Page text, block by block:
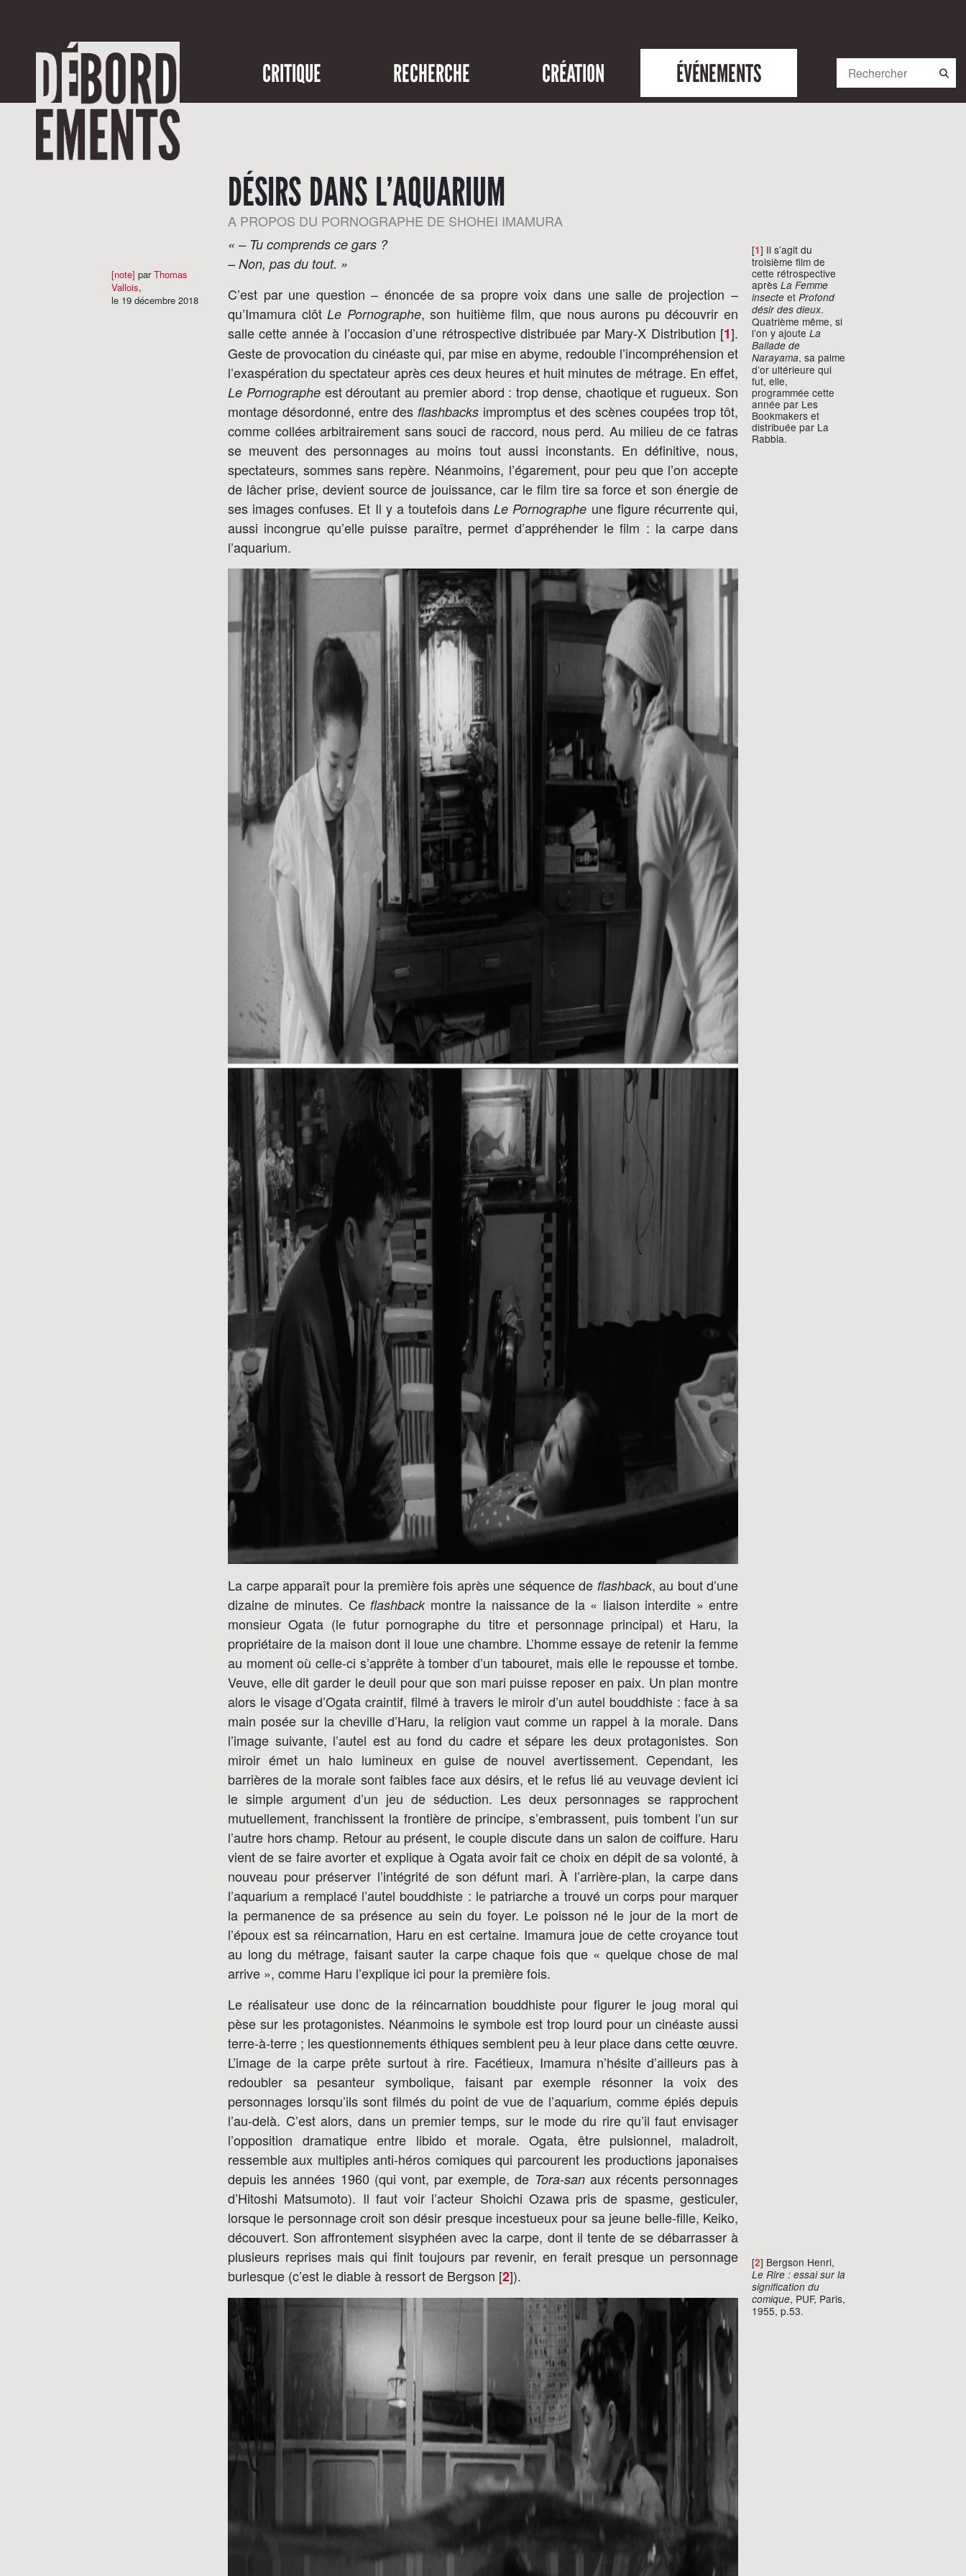
CRITIQUE RECHERCHE CRÉATION ÉVÉNEMENTS
DÉSIRS DANS L’AQUARIUM
A PROPOS DU PORNOGRAPHE DE SHOHEI IMAMURA
[note] parThomas
Vallois,
le 19 décembre 2018
« – Tu comprends ce gars ?
– Non, pas du tout. »
C’est par une question – énoncée de sa propre voix dans une salle de projection –
qu’Imamura clôtLe Pornographe, son huitième film, que nous aurons pu découvrir en
salle cette année à l’occasion d’une rétrospective distribuée par Mary-X Distribution [1]
[1] Il s’agit du
troisième film de
cette rétrospective
après La Femme
insecteet Profond
désir des dieux.
Quatrième même, si
l’on y ajoute La
Ballade de
Narayama, sa palme
d’or ultérieure qui
fut, elle,
programmée cette
année par Les
Bookmakers et
distribuée par La
Rabbia.
.
Geste de provocation du cinéaste qui, par mise en abyme, redouble l’incompréhension et
l’exaspération du spectateur après ces deux heures et huit minutes de métrage. En effet,
Le Pornographeest déroutant au premier abord : trop dense, chaotique et rugueux. Son
montage désordonné, entre des flashbacks impromptus et des scènes coupées trop tôt,
comme collées arbitrairement sans souci de raccord, nous perd. Au milieu de ce fatras
se meuvent des personnages au moins tout aussi inconstants. En définitive, nous,
spectateurs, sommes sans repère. Néanmoins, l’égarement, pour peu que l’on accepte
de lâcher prise, devient source de jouissance, car le film tire sa force et son énergie de
ses images confuses. Et Il y a toutefois dansLe Pornographe une figure récurrente qui,
aussi incongrue qu’elle puisse paraître, permet d’appréhender le film : la carpe dans
l’aquarium.
La carpe apparaît pour la première fois après une séquence de flashback, au bout d’une
dizaine de minutes. Ce flashbackmontre la naissance de la « liaison interdite » entre
monsieur Ogata (le futur pornographe du titre et personnage principal) et Haru, la
propriétaire de la maison dont il loue une chambre. L’homme essaye de retenir la femme
au moment où celle-ci s’apprête à tomber d’un tabouret, mais elle le repousse et tombe.
Veuve, elle dit garder le deuil pour que son mari puisse reposer en paix. Un plan montre
alors le visage d’Ogata craintif, filmé à travers le miroir d’un autel bouddhiste : face à sa
main posée sur la cheville d’Haru, la religion vaut comme un rappel à la morale. Dans
l’image suivante, l’autel est au fond du cadre et sépare les deux protagonistes. Son
miroir émet un halo lumineux en guise de nouvel avertissement. Cependant, les
barrières de la morale sont faibles face aux désirs, et le refus lié au veuvage devient ici
le simple argument d’un jeu de séduction. Les deux personnages se rapprochent
mutuellement, franchissent la frontière de principe, s’embrassent, puis tombent l’un sur
l’autre hors champ. Retour au présent, le couple discute dans un salon de coiffure. Haru
vient de se faire avorter et explique à Ogata avoir fait ce choix en dépit de sa volonté, à
nouveau pour préserver l’intégrité de son défunt mari. À l’arrière-plan, la carpe dans
l’aquarium a remplacé l’autel bouddhiste : le patriarche a trouvé un corps pour marquer
la permanence de sa présence au sein du foyer. Le poisson né le jour de la mort de
l’époux est sa réincarnation, Haru en est certaine. Imamura joue de cette croyance tout
au long du métrage, faisant sauter la carpe chaque fois que « quelque chose de mal
arrive », comme Haru l’explique ici pour la première fois.
Le réalisateur use donc de la réincarnation bouddhiste pour figurer le joug moral qui
pèse sur les protagonistes. Néanmoins le symbole est trop lourd pour un cinéaste aussi
terre-à-terre ; les questionnements éthiques semblent peu à leur place dans cette œuvre.
L’image de la carpe prête surtout à rire. Facétieux, Imamura n’hésite d’ailleurs pas à
redoubler sa pesanteur symbolique, faisant par exemple résonner la voix des
personnages lorsqu’ils sont filmés du point de vue de l’aquarium, comme épiés depuis
l’au-delà. C’est alors, dans un premier temps, sur le mode du rire qu’il faut envisager
l’opposition dramatique entre libido et morale. Ogata, être pulsionnel, maladroit,
ressemble aux multiples anti-héros comiques qui parcourent les productions japonaises
depuis les années 1960 (qui vont, par exemple, de Tora-sanaux récents personnages
d’Hitoshi Matsumoto). Il faut voir l’acteur Shoichi Ozawa pris de spasme, gesticuler,
lorsque le personnage croit son désir presque incestueux pour sa jeune belle-fille, Keiko,
découvert. Son affrontement sisyphéen avec la carpe, dont il tente de se débarrasser à
plusieurs reprises mais qui finit toujours par revenir, en ferait presque un personnage
burlesque (c’est le diable à ressort de Bergson [2]
[2] Bergson Henri,
Le Rire : essai sur la
signification du
comique, PUF, Paris,
1955, p.53.
).